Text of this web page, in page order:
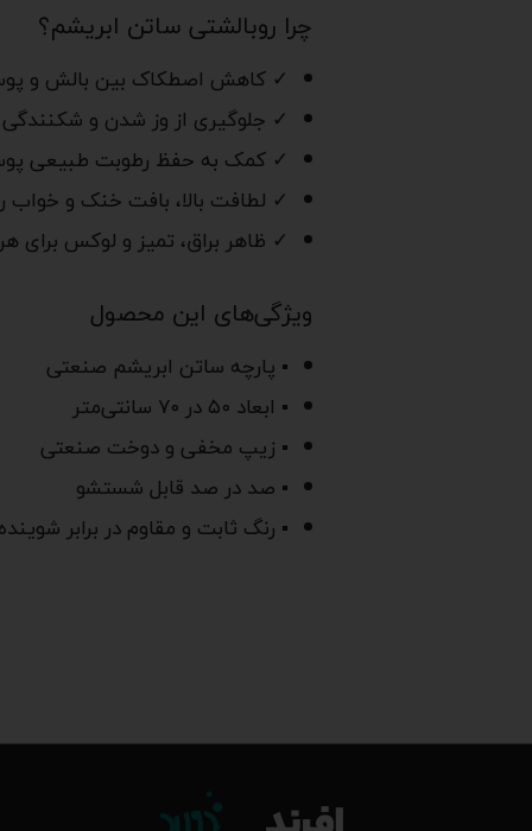
چرا روبالشتی ساتن ابریشم؟
✓ کاهش اصطکاک بین بالش و
✓ جلوگیری از وز شدن و
✓ کمک به حفظ رطوبت طبیعی
✓ لطافت بالا، بافت خنک و خواب
✓ ظاهر براق، تمیز و لوکس برای
ویژگی‌های این محصول
▪ پارچه ساتن ابریشم صنعتی
▪ ابعاد ۵۰ در ۷۰ سانتی‌متر
▪ زیپ مخفی و دوخت صنعتی
▪ صد در صد قابل شستشو
▪ رنگ ثابت و مقاوم در برابر شوینده